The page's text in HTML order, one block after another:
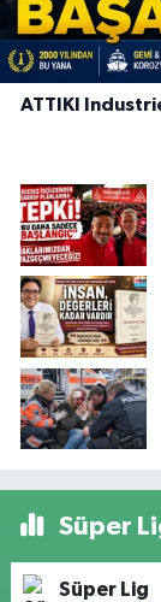
ATTIKI
Süper
Süper Lig